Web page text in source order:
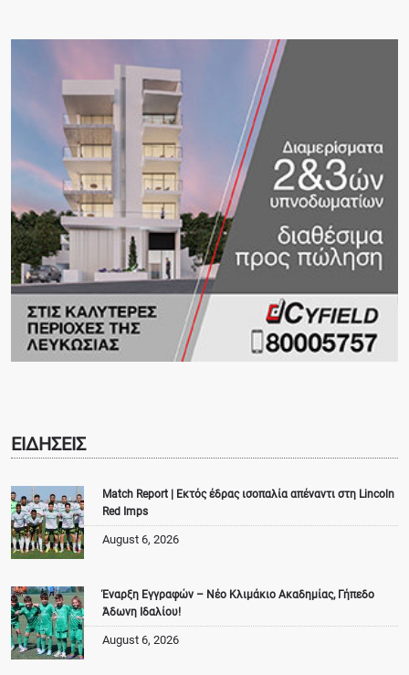
ΕΙΔΗΣΕΙΣ
Match Report | Εκτός έδρας ισοπαλία απέναντι στη Lincoln
Red Imps
August 6, 2026
Έναρξη Εγγραφών – Νέο Κλιμάκιο Ακαδημίας, Γήπεδο
Άδωνη Ιδαλίου!
August 6, 2026